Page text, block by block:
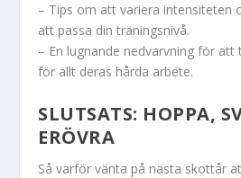
– Tips om att variera intensiteten
att passa din träningsnivå.
– En lugnande nedvarvning för att
för allt deras hårda arbete.
SLUTSATS: HOPPA,
ERÖVRA
Så varför vänta på nästa skottår